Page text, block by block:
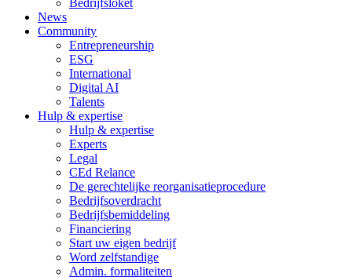
News
Community
Entrepreneurship
ESG
International
Digital AI
Talents
Hulp & expertise
Hulp & expertise
Experts
Legal
CEd Relance
De gerechtelijke reorganisatieprocedure
Bedrijfsoverdracht
Bedrijfsbemiddeling
Financiering
Start uw eigen bedrijf
Word zelfstandige
Admin. formaliteiten